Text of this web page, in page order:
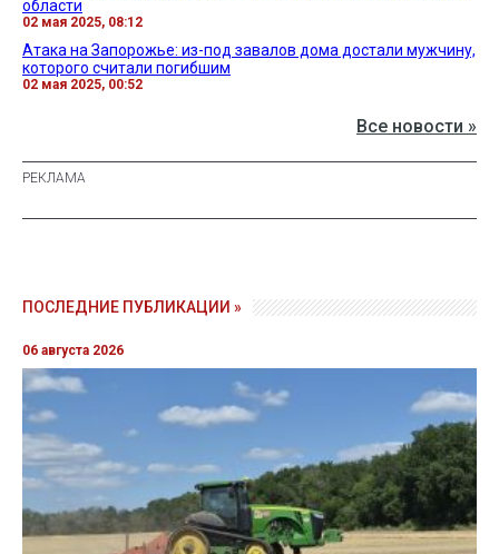
области
02 мая 2025, 08:12
Атака на Запорожье: из-под завалов дома достали мужчину,
которого считали погибшим
02 мая 2025, 00:52
Все новости »
ПОСЛЕДНИЕ ПУБЛИКАЦИИ »
06 августа 2026